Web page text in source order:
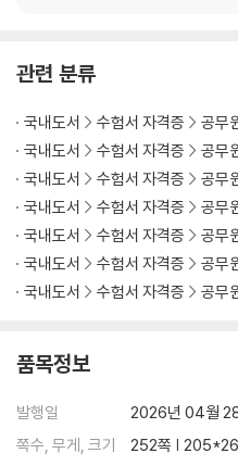
관련 분류
국내도서 수험서 자격증 공무
국내도서
수험서 자격증 공무
국내도서
수험서 자격증 공무
국내도서
수험서 자격증 공무
국내도서
수험서 자격증 공무
국내도서
수험서 자격증 공무
국내도서
수험서 자격증 공무
품목정보
발행일
2026년 04월
쪽수, 무게, 크기
252쪽 |